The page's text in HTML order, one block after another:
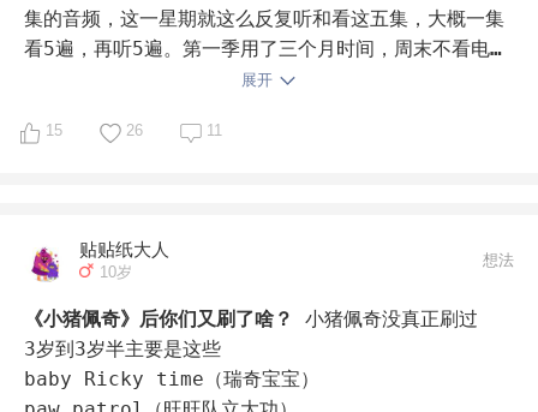
孩子注意力没那么久，坐那听一动不动就不要指望了
但是5分钟就很好操作，告诉她这集认真听一会要提问
听完后不管英文还是中文复述都是比较容易的
想提问或者复述都下不去嘴，还是借助AR测试吧
在粉猪后我又找了些动画片音频听
经常一会儿一唱歌，一会儿一特效
与其把时间浪费在听这些，不如听桥梁书了
（不过后来我们又看了journey to the west 动画
片，看完听音频，娃听的非常痴迷）
集的音频，这一星期就这么反复听和看这五集，大概一集
看5遍，再听5遍。第一季用了三个月时间，周末不看电
视。第二三季分别用了一个月时间，这时因为娃的听力水
会继续听半年。一天大概会有两个小时音频时间。
展开
15 26 11
贴贴纸大人
10岁
想法
《小猪佩奇》后你们又刷了啥？
小猪佩奇没真正刷过
3岁到3岁半主要是这些
baby Ricky time（瑞奇宝宝）